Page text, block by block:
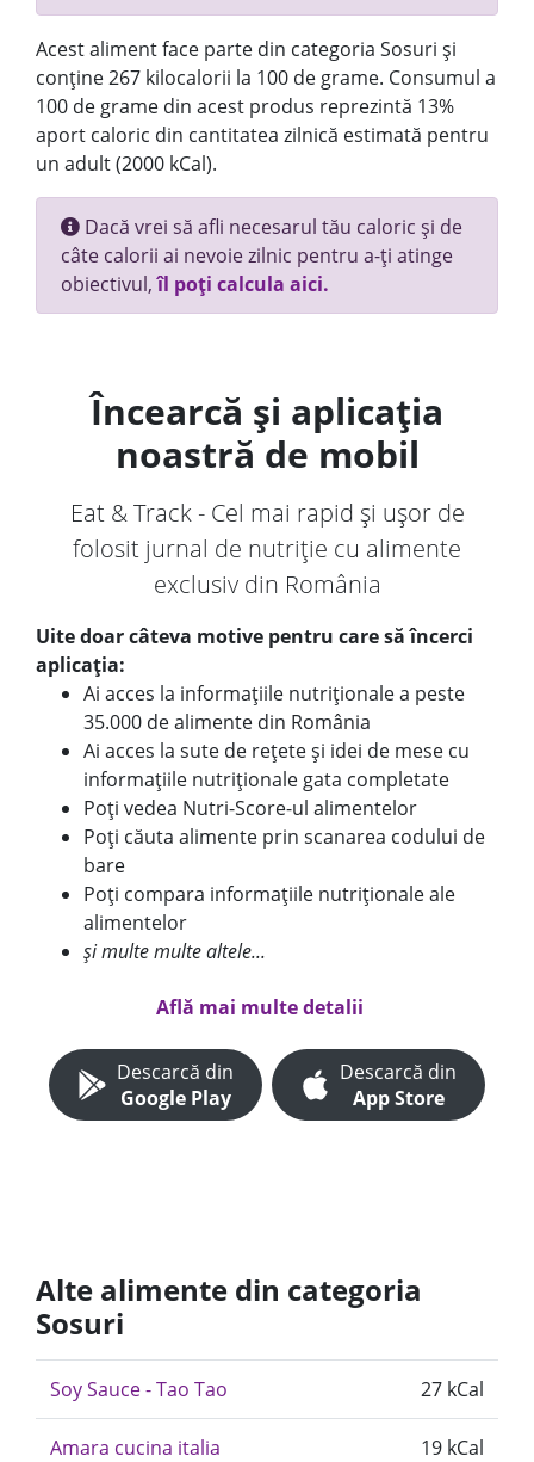
Acest aliment face parte din categoria Sosuri și
conține 267 kilocalorii la 100 de grame. Consumul a
100 de grame din acest produs reprezintă 13%
aport caloric din cantitatea zilnică estimată pentru
un adult (2000 kCal).
Dacă vrei să afli necesarul tău caloric și de
câte calorii ai nevoie zilnic pentru a-ți atinge
obiectivul,îl poți calcula aici.
Încearcă și aplicația
noastră de mobil
Eat & Track - Cel mai rapid și ușor de
folosit jurnal de nutriție cu alimente
exclusiv din România
Uite doar câteva motive pentru care să încerci
aplicația:
Ai acces la informațiile nutriționale a peste
35.000 de alimente din România
Ai acces la sute de rețete și idei de mese cu
informațiile nutriționale gata completate
Poți vedea Nutri-Score-ul alimentelor
Poți căuta alimente prin scanarea codului de
bare
Poți compara informațiile nutriționale ale
alimentelor
și multe multe altele...
Află mai multe detalii
Descarcă din
Google Play
Descarcă din
App Store
Alte alimente din categoria
Sosuri
Soy Sauce - Tao Tao 27 kCal
Amara cucina italia 19 kCal